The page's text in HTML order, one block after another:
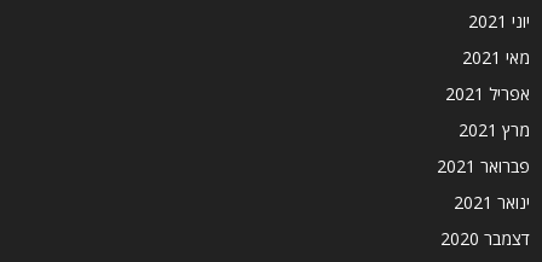
יוני 2021
מאי 2021
אפריל 2021
מרץ 2021
פברואר 2021
ינואר 2021
דצמבר 2020